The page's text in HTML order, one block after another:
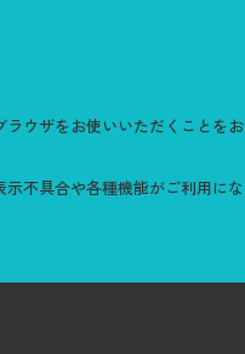
ウザをお使いいただくことをお
不具合や各種機能がご利用にな